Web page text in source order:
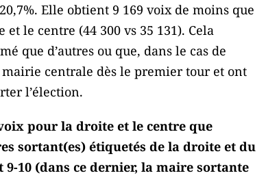
Elle obtient 9 169 voix de moins que
le centre (44 300 vs 35 131). Cela
que d’autres ou que, dans le cas de
centrale dès le premier tour et ont
l’élection.
pour la droite et le centre que
sortant(es) étiquetés de la droite et du
9-10 (dans ce dernier, la maire sortante